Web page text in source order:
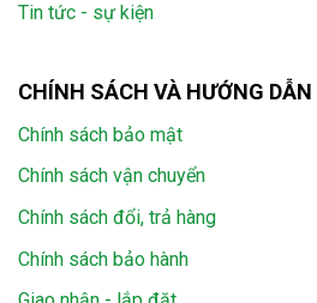
Tin tức - sự kiện
CHÍNH SÁCH VÀ HƯỚNG DẪN
Chính sách bảo mật
Chính sách vận chuyển
Chính sách đổi, trả hàng
Chính sách bảo hành